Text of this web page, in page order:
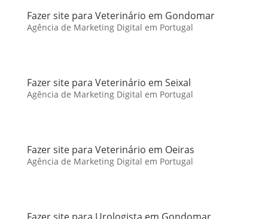
Fazer site para Veterinário em Gondomar
Agência de Marketing Digital em Portugal
Fazer site para Veterinário em Seixal
Agência de Marketing Digital em Portugal
Fazer site para Veterinário em Oeiras
Agência de Marketing Digital em Portugal